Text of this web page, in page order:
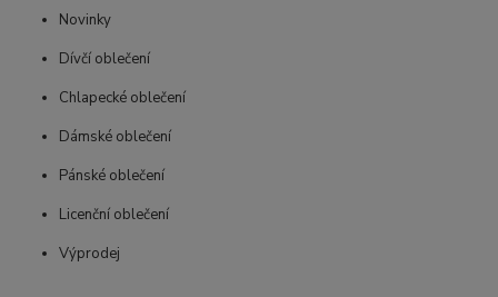
Novinky
Dívčí oblečení
Chlapecké oblečení
Dámské oblečení
Pánské oblečení
Licenční oblečení
Výprodej